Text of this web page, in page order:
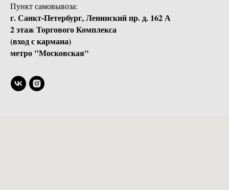
Пункт самовывоза:
г. Санкт-Петербург, Ленинский пр. д. 162 А
2 этаж Торгового Комплекса
(вход с кармана)
метро "Московская"